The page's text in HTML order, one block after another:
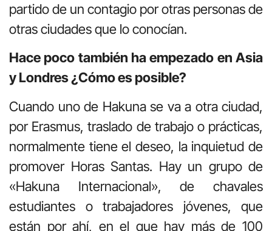
partido de un contagio por otras personas de
otras ciudades que lo conocían.
Hace poco también ha empezado en Asia
y Londres ¿Cómo es posible?
Cuando uno de Hakuna se va a otra ciudad,
por Erasmus, traslado de trabajo o prácticas,
normalmente tiene el deseo, la inquietud de
promover Horas Santas. Hay un grupo de
«Hakuna Internacional», de chavales
estudiantes o trabajadores jóvenes, que
están por ahí, en el que hay más de 100